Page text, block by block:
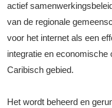
actief
van de regionale
voor het internet als een
integratie en
Caribisch gebied.
Het wordt beheerd en